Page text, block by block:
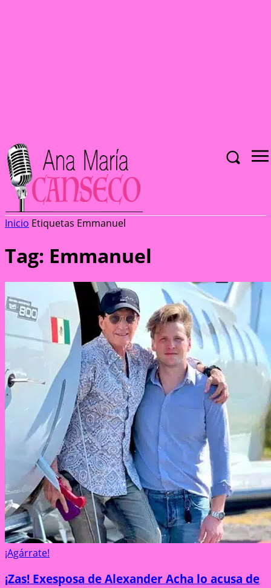
Inicio Etiquetas Emmanuel
Tag: Emmanuel
¡Agárrate!
¡Zas! Exesposa de Alexander Acha lo acusa de